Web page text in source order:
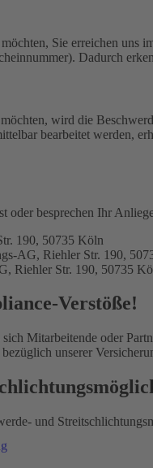
Sie erreichen uns
Dadurch
wird die
bearbeitet werden,
oder besprechen Ihr
190, 50735 Köln
AG, Riehler Str. 190,
Riehler Str. 190, 50735
Verstöße!
Mitarbeitende oder
unserer
und